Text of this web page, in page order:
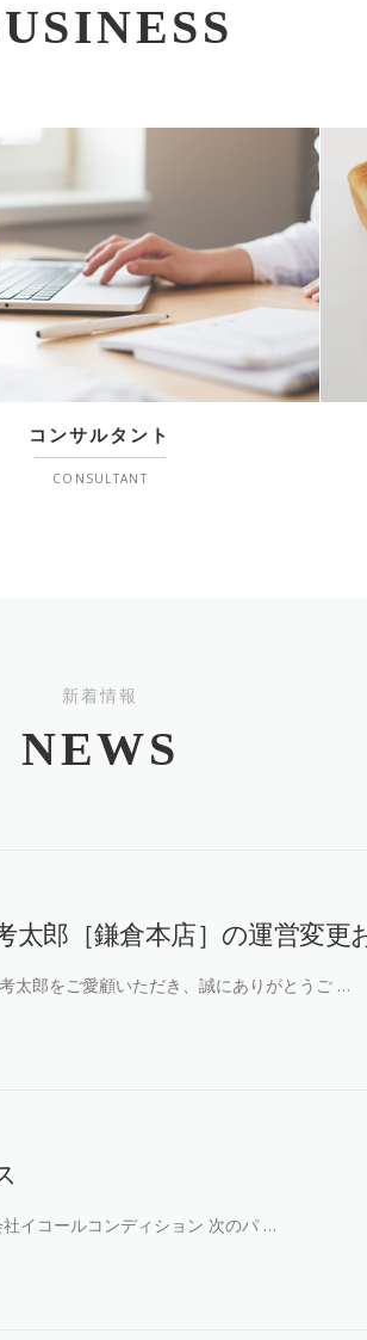
CONSULTANT
NEWS
太郎［鎌倉本店］の運営変更
太郎をご愛顧いただき、誠にありがとうご …
イコールコンディション 次のパ …